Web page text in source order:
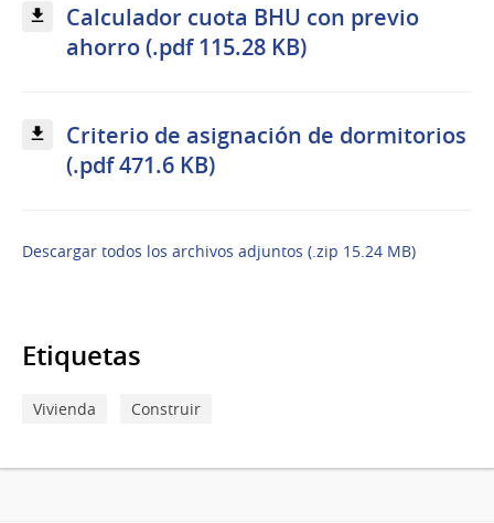
Calculador cuota BHU con previo
ahorro (.pdf 115.28 KB)
Criterio de asignación de dormitorios
(.pdf 471.6 KB)
Descargar todos los archivos adjuntos (.zip 15.24 MB)
Etiquetas
Vivienda Construir